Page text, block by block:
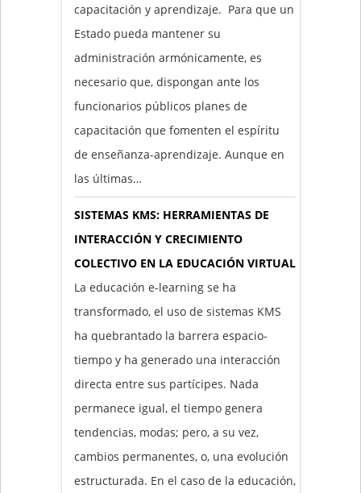
capacitación y aprendizaje. Para que un
Estado pueda mantener su
administración armónicamente, es
necesario que, dispongan ante los
funcionarios públicos planes de
capacitación que fomenten el espíritu
de enseñanza-aprendizaje. Aunque en
las últimas…
SISTEMAS KMS: HERRAMIENTAS DE
INTERACCIÓN Y CRECIMIENTO
COLECTIVO EN LA EDUCACIÓN VIRTUAL
La educación e-learning se ha
transformado, el uso de sistemas KMS
ha quebrantado la barrera espacio-
tiempo y ha generado una interacción
directa entre sus partícipes. Nada
permanece igual, el tiempo genera
tendencias, modas; pero, a su vez,
cambios permanentes, o, una evolución
estructurada. En el caso de la educación,